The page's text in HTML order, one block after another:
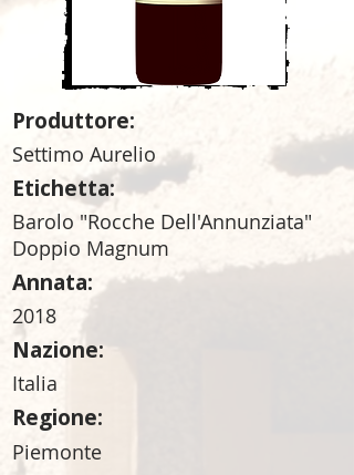
Produttore:
Settimo Aurelio
Etichetta:
Barolo "Rocche Dell'Annunziata"
Doppio Magnum
Annata:
2018
Nazione:
Italia
Regione:
Piemonte